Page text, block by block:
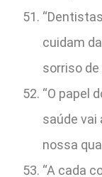
cuidam
sorriso de
“O papel
saúde vai
nossa
“A cada